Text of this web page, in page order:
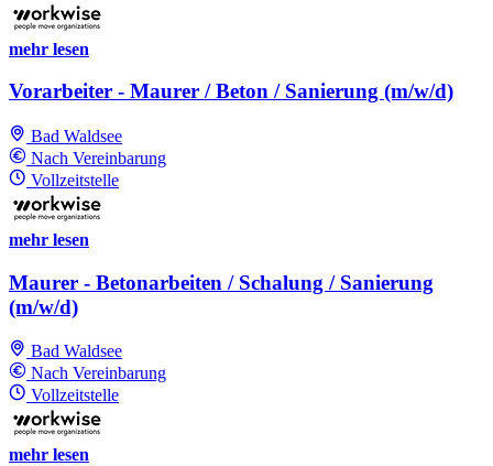
mehr lesen
Vorarbeiter - Maurer / Beton / Sanierung (m/w/d)
Bad Waldsee
Nach Vereinbarung
Vollzeitstelle
mehr lesen
Maurer - Betonarbeiten / Schalung / Sanierung
(m/w/d)
Bad Waldsee
Nach Vereinbarung
Vollzeitstelle
mehr lesen